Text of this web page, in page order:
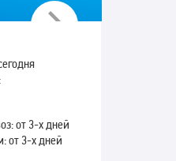
Next
от 3-х дней
от 3-х дней